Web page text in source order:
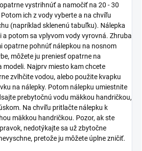
vystrihnúť a namočiť na 20 - 30
ich z vody vyberte a na chvíľu
(napríklad sklenenú tabuľku). Nálepka
a potom sa vplyvom vody vyrovná. Zhruba
opatrne pohnúť nálepkou na nosnom
môžete ju preniesť opatrne na
modeli. Najprv miesto kam chcete
zvlhčite vodou, alebo použite kvapku
na nálepky. Potom nálepku umiestnite
prebytočnú vodu mäkkou handričkou,
Na chvíľu pritlačte nálepku k
mäkkou handričkou. Pozor, ak ste
nedotýkajte sa už zbytočne
pretože ju môžete úplne zničiť.